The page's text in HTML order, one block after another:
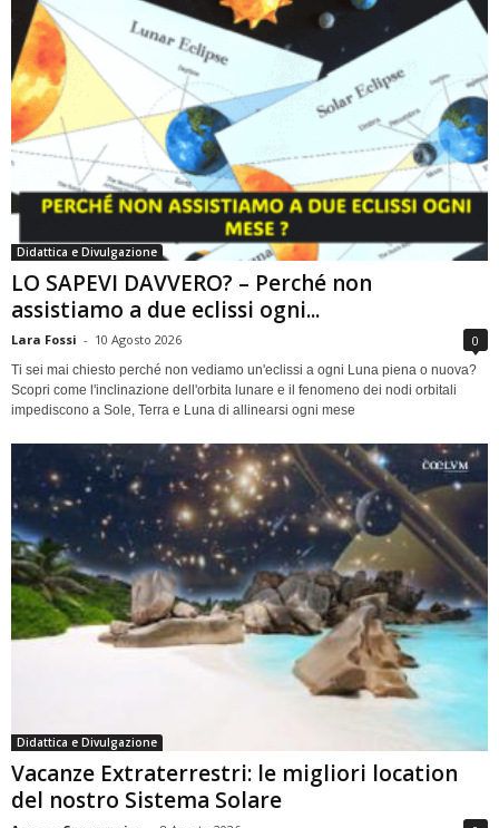
Didattica e Divulgazione
LO SAPEVI DAVVERO? – Perché non
assistiamo a due eclissi ogni...
Lara Fossi - 10 Agosto 2026 0
Ti sei mai chiesto perché non vediamo un'eclissi a ogni Luna piena o nuova?
Scopri come l'inclinazione dell'orbita lunare e il fenomeno dei nodi orbitali
impediscono a Sole, Terra e Luna di allinearsi ogni mese
Didattica e Divulgazione
Vacanze Extraterrestri: le migliori location
del nostro Sistema Solare